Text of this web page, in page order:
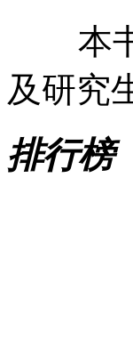
本书
及研究
排行榜